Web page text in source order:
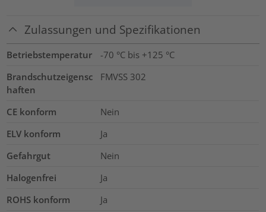
Zulassungen und Spezifikationen
Betriebstemperatur
-70 °C bis +125 °C
Brandschutzeigensc
haften
FMVSS 302
CE konform
Nein
ELV konform
Ja
Gefahrgut
Nein
Halogenfrei
Ja
ROHS konform
Ja